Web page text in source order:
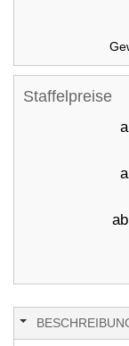
Staffelpreise